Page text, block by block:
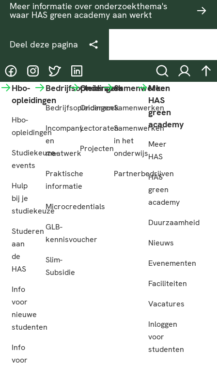
Meer informatie over onderzoekthema's
waar HAS green academy aan werkt
Deel deze pagina
@HASgreenacademy
@HASgreenacademy
@greenacademyHAS
@HASgreenacademy ZoekenInloggen
Hbo-
opleidingen
Hbo-
opleidingen
Studiekeuze-
events
Hulp
bij je
studiekeuze
Studeren
aan
de
HAS
Info
voor
nieuwe
studenten
Info
voor
Bedrijfsopleidingen
Bedrijfsopleidingen
Incompany
en
maatwerk
Praktische
informatie
Microcredentials
GLB-
kennisvoucher
Slim-
Subsidie
Onderzoek
Onderzoek
Lectoraten
Projecten
Samenwerken
Samenwerken
Samenwerken
in het
onderwijs
Partnerbedrijven
Meer
HAS
green
academy
Meer
HAS
HAS
green
academy
Duurzaamheid
Nieuws
Evenementen
Faciliteiten
Vacatures
Inloggen
voor
studenten